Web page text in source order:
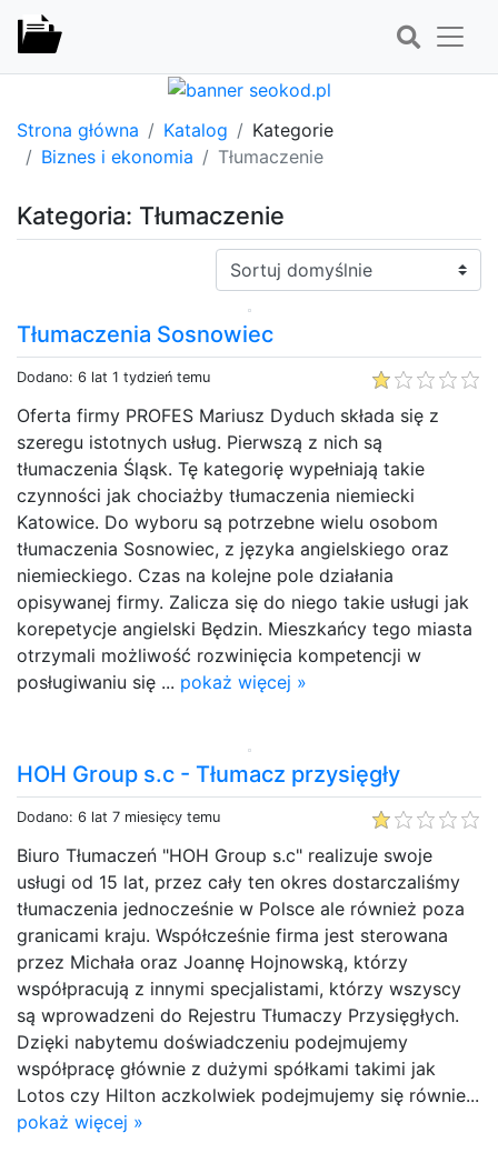
Strona główna Katalog
Kategorie
Biznes i ekonomia
Tłumaczenie
Kategoria: Tłumaczenie
Sortuj:
Tłumaczenia Sosnowiec
Dodano: 6 lat 1 tydzień temu
Oferta firmy PROFES Mariusz Dyduch składa się z
szeregu istotnych usług. Pierwszą z nich są
tłumaczenia Śląsk. Tę kategorię wypełniają takie
czynności jak chociażby tłumaczenia niemiecki
Katowice. Do wyboru są potrzebne wielu osobom
tłumaczenia Sosnowiec, z języka angielskiego oraz
niemieckiego. Czas na kolejne pole działania
opisywanej firmy. Zalicza się do niego takie usługi jak
korepetycje angielski Będzin. Mieszkańcy tego miasta
otrzymali możliwość rozwinięcia kompetencji w
posługiwaniu się ... pokaż więcej »
HOH Group s.c - Tłumacz przysięgły
Dodano: 6 lat 7 miesięcy temu
Biuro Tłumaczeń "HOH Group s.c" realizuje swoje
usługi od 15 lat, przez cały ten okres dostarczaliśmy
tłumaczenia jednocześnie w Polsce ale również poza
granicami kraju. Współcześnie firma jest sterowana
przez Michała oraz Joannę Hojnowską, którzy
współpracują z innymi specjalistami, którzy wszyscy
są wprowadzeni do Rejestru Tłumaczy Przysięgłych.
Dzięki nabytemu doświadczeniu podejmujemy
współpracę głównie z dużymi spółkami takimi jak
Lotos czy Hilton aczkolwiek podejmujemy się równie...
pokaż więcej »